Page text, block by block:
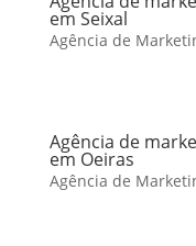
em Seixal
Agência de
Agência de
em Oeiras
Agência de